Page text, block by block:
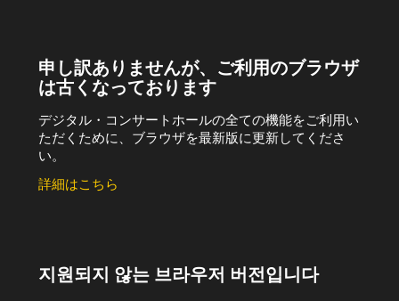
申し訳ありませんが、ご利用のブラウザ
は古くなっております
デジタル・コンサートホールの全ての機能をご利用い
ただくために、ブラウザを最新版に更新してくださ
い。
詳細はこちら
지원되지 않는 브라우저 버전입니다